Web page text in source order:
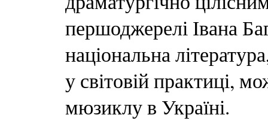
першоджерелі Івана
національна
у світовій практиці,
мюзиклу в Україні.